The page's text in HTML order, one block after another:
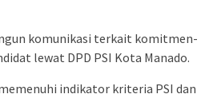
komunikasi terkait komitmen-
lewat DPD PSI Kota Manado.
indikator kriteria PSI dan